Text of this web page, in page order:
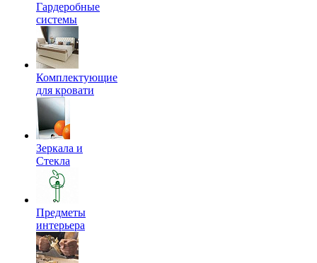
Гардеробные
системы
Комплектующие
для кровати
Зеркала и
Стекла
Предметы
интерьера